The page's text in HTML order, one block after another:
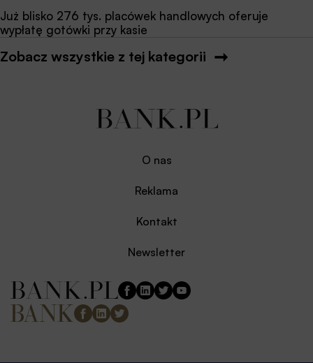
Już blisko 276 tys. placówek handlowych oferuje
wypłatę gotówki przy kasie
Zobacz wszystkie z tej kategorii
O nas
Reklama
Kontakt
Newsletter